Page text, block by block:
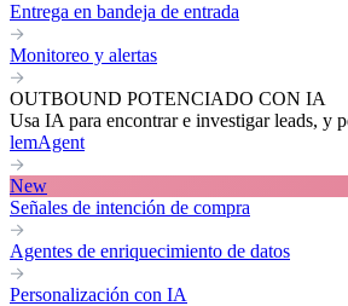
Entrega en bandeja de entrada
Monitoreo y alertas
OUTBOUND POTENCIADO CON IA
Usa IA para encontrar e investigar leads, y
lemAgent
New
Señales de intención de compra
Agentes de enriquecimiento de datos
Personalización con IA